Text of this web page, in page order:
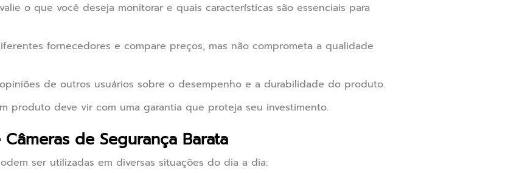
o que você deseja monitorar e quais características são essenciais para
fornecedores e compare preços, mas não comprometa a qualidade
de outros usuários sobre o desempenho e a durabilidade do produto.
produto deve vir com uma garantia que proteja seu investimento.
de Segurança Barata
ser utilizadas em diversas situações do dia a dia: